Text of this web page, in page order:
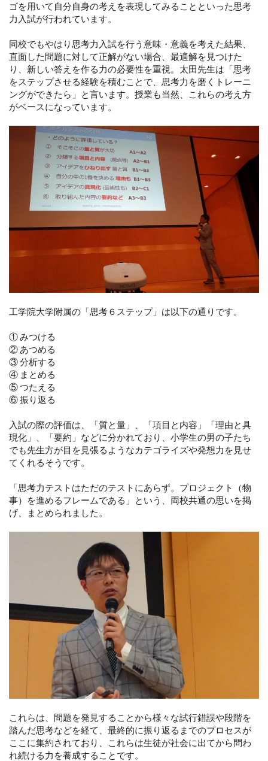
ゴを用いて自分自身の考えを表現してみることといった思考
力入試が行われています。
同校でもやはり思考力入試を行う意味・意義を考えた結果、
直面した問題に対して正解がない場合、最適解を見つけた
り、新しい答えを作る力の必要性を重視。太田先生は「思考
をステップさせる経験を積むことで、思考力を磨くトレーニ
ングができたら」と言います。授業も当然、これらの考え方
がベースになっています。
工学院大学附属の「思考６ステップ」は以下の通りです。
①みつける
② あつめる
③分析する
④ まとめる
⑤つたえる
⑥振り返る
入試の際の評価は、「質と量」、「項目と内容」「理由と具
現化」、「要約」などに分かれており、小学生の男の子たち
でも先生方が目を見張るようなカテゴライズや発想力を見せ
てくれるそうです。
「思考力テストはただのテストにあらず。プロジェクト（物
事）を進めるフレームである」という、両校共通の思いを掲
げ、まとめられました。
これらは、問題を発見することから様々な試行錯誤や段階を
踏んだ思考などを経て、最終的に振り返るまでのプロセスが
ここに集約されており、これらは生徒が社会に出てから問わ
れ続ける力を養成することです。